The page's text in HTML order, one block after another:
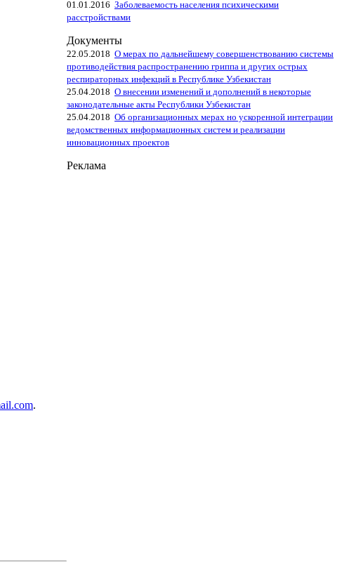
.
01.01.2016 Заболеваемость населения психическими
расстройствами
Документы
22.05.2018 О мерах по дальнейшему совершенствованию системы
противодействия распространению гриппа и других острых
респираторных инфекций в Республике Узбекистан
25.04.2018 О внесении изменений и дополнений в некоторые
законодательные акты Республики Узбекистан
25.04.2018 Об организационных мерах но ускоренной интеграции
ведомственных информационных систем и реализации
инновационных проектов
Реклама